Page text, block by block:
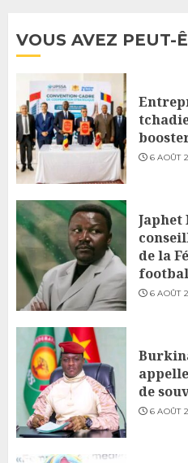
VOUS AVEZ PEUT-
6 AOÛT
Japhet
de la
6 AOÛT
de
6 AOÛT